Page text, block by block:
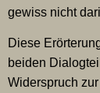
gewiss nicht
Diese
beiden
Widerspruch